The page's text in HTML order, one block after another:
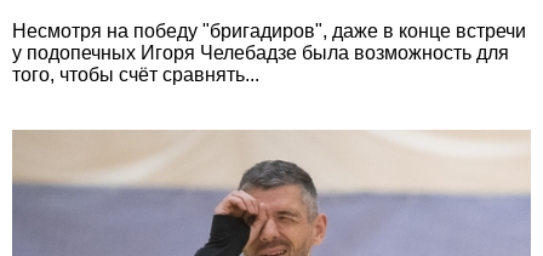
Несмотря на победу "бригадиров", даже в конце встречи
у подопечных Игоря Челебадзе была возможность для
того, чтобы счёт сравнять...